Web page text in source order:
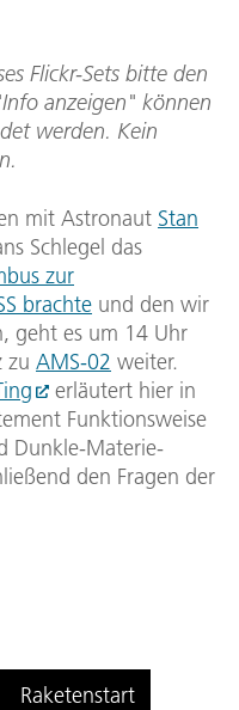
Flickr-Sets bitte den
anzeigen" können
werden. Kein
mit Astronaut Stan
Schlegel das
zur
brachte und den wir
geht es um 14 Uhr
zu AMS-02 weiter.
erläutert hier in
Funktionsweise
Dunkle-Materie-
den Fragen der
Raketenstart